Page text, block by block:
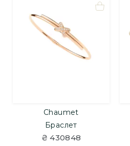
Chaumet
Браслет
₴ 430848